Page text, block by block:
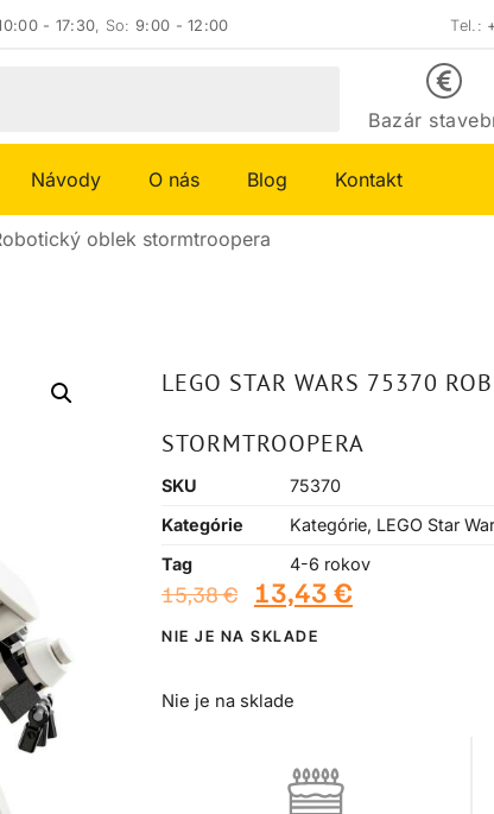
- 17:30, So:9:00 - 12:00 Tel.:
Bazár
Návody O nás Blog Kontakt
oblek stormtroopera
LEGO STAR WARS 75370
STORMTROOPERA
SKU
75370
Kategórie
Kategórie, LEGO Star
Tag
4-6 rokov
15,38€ 13,43 €
NIE JE NA SKLADE
Nie je na sklade